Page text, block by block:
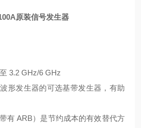
原装信号发生器
3.2 GHz/6 GHz
形发生器的可选基带发生器，有助
有 ARB）是节约成本的有效替代方